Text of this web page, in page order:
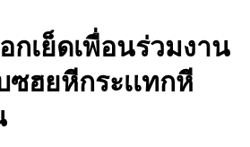
กเย็ดเพื่อนร่วมงาน
ฮยหีกระเเทกหี